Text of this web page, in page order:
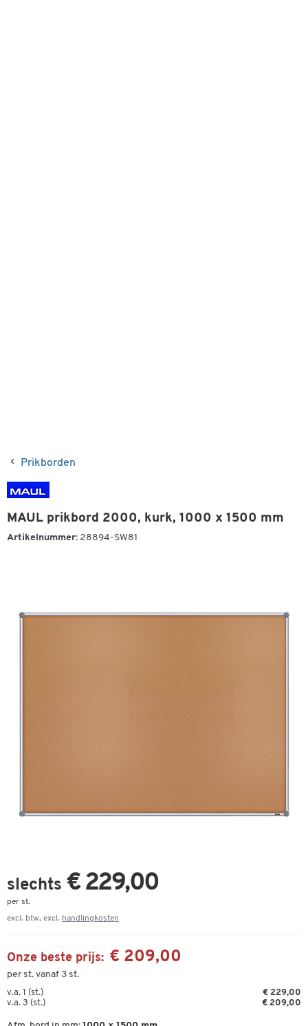
Prikborden
MAUL prikbord 2000, kurk, 1000 x 1500 mm
Artikelnummer: 28894-SW81
slechts € 229,00
per st.
excl. btw, excl. handlingkosten
Onze beste prijs: € 209,00
per st. vanaf 3 st.
v.a. 1 (st.)
€ 229,00
v.a. 3 (st.)
€ 209,00